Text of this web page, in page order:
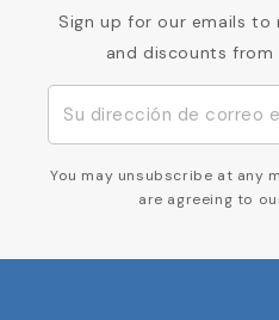
Sign up for our emails to
and discounts from
You may unsubscribe at any
are agreeing to